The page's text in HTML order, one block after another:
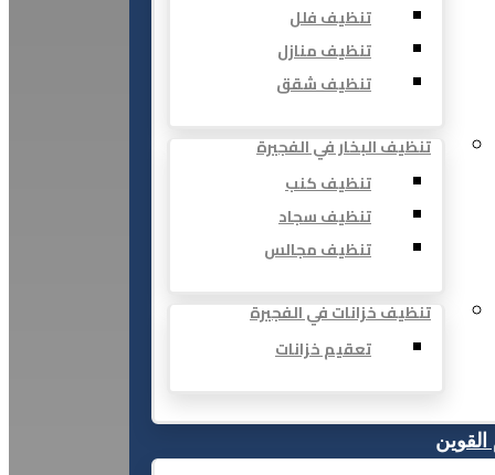
تنظيف فلل
تنظيف منازل
تنظيف شقق
تنظيف البخار في الفجيرة
تنظيف كنب
تنظيف سجاد
تنظيف مجالس
تنظيف خزانات في الفجيرة
تعقيم خزانات
القوين